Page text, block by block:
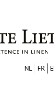
NL FR